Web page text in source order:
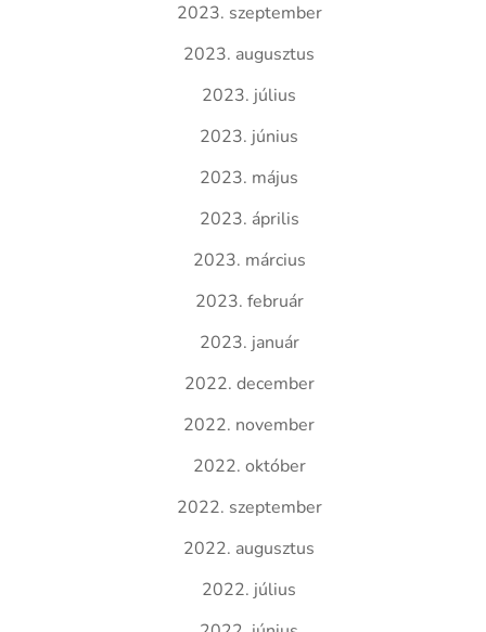
2023. szeptember
2023. augusztus
2023. július
2023. június
2023. május
2023. április
2023. március
2023. február
2023. január
2022. december
2022. november
2022. október
2022. szeptember
2022. augusztus
2022. július